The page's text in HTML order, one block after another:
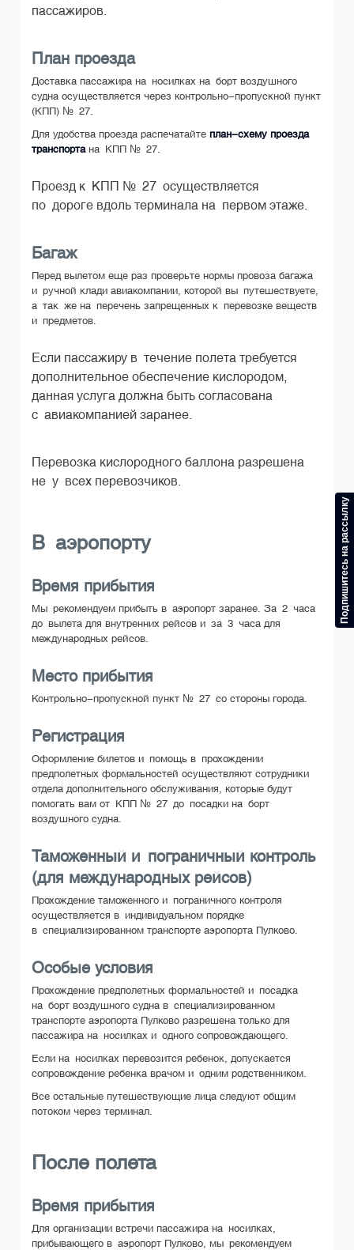
пассажиров.
План проезда
Доставка пассажира на носилках на борт воздушного
судна осуществляется через контрольно-пропускной пункт
(КПП) № 27.
Для удобства проезда распечатайте план-схему проезда
транспортана КПП № 27.
Проезд к КПП № 27 осуществляется
по дороге вдоль терминала на первом этаже.
Багаж
Перед вылетом еще раз проверьте нормы провоза багажа
и ручной клади авиакомпании, которой вы путешествуете,
а так же на перечень запрещенных к перевозке веществ
и предметов.
Если пассажиру в течение полета требуется
дополнительное обеспечение кислородом,
данная услуга должна быть согласована
с авиакомпанией заранее.
Перевозка кислородного баллона разрешена
не у всех перевозчиков.
В аэропорту
Время прибытия
Мы рекомендуем прибыть в аэропорт заранее. За 2 часа
до вылета для внутренних рейсов и за 3 часа для
международных рейсов.
Место прибытия
Контрольно-пропускной пункт № 27 со стороны города.
Регистрация
Оформление билетов и помощь в прохождении
предполетных формальностей осуществляют сотрудники
отдела дополнительного обслуживания, которые будут
помогать вам от КПП № 27 до посадки на борт
воздушного судна.
Таможенный и пограничный контроль
(для международных рейсов)
Прохождение таможенного и пограничного контроля
осуществляется в индивидуальном порядке
в специализированном транспорте аэропорта Пулково.
Особые условия
Прохождение предполетных формальностей и посадка
на борт воздушного судна в специализированном
транспорте аэропорта Пулково разрешена только для
пассажира на носилках и одного сопровождающего.
Если на носилках перевозится ребенок, допускается
сопровождение ребенка врачом и одним родственником.
Все остальные путешествующие лица следуют общим
потоком через терминал.
После полета
Время прибытия
Для организации встречи пассажира на носилках,
прибывающего в аэропорт Пулково, мы рекомендуем
Подпишитесь на рассылку